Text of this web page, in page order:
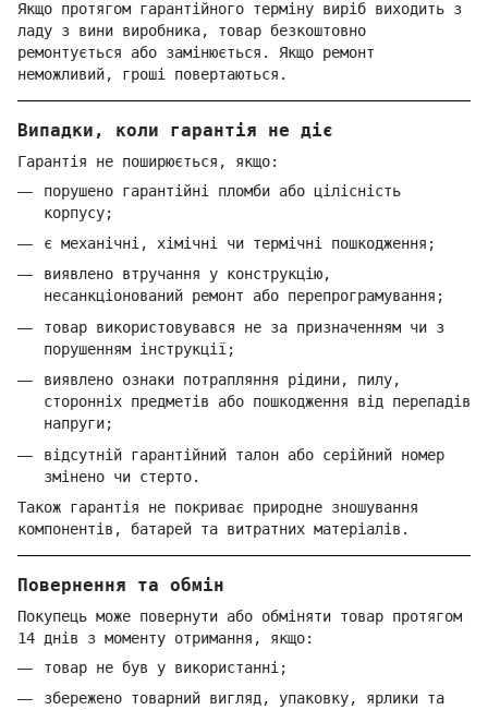
Якщо протягом гарантійного терміну виріб виходить з
ладу з вини виробника, товар безкоштовно
ремонтується або замінюється. Якщо ремонт
неможливий, гроші повертаються.
Випадки, коли гарантія не діє
Гарантія не поширюється, якщо:
порушено гарантійні пломби або цілісність
корпусу;
є механічні, хімічні чи термічні пошкодження;
виявлено втручання у конструкцію,
несанкціонований ремонт або перепрограмування;
товар використовувався не за призначенням чи з
порушенням інструкції;
виявлено ознаки потрапляння рідини, пилу,
сторонніх предметів або пошкодження від перепадів
напруги;
відсутній гарантійний талон або серійний номер
змінено чи стерто.
Також гарантія не покриває природне зношування
компонентів, батарей та витратних матеріалів.
Повернення та обмін
Покупець може повернути або обміняти товар протягом
14 днів з моменту отримання, якщо:
товар не був у використанні;
збережено товарний вигляд, упаковку, ярлики та